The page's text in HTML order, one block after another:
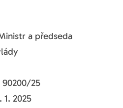
a předseda
25
2025